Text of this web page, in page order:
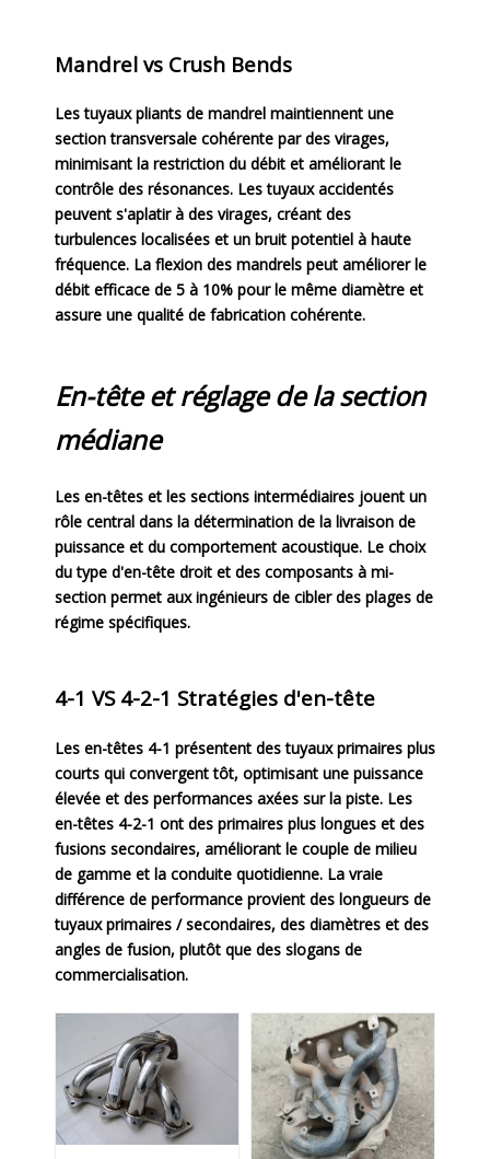
Mandrel vs Crush Bends
Les tuyaux pliants de mandrel maintiennent une
section transversale cohérente par des virages,
minimisant la restriction du débit et améliorant le
contrôle des résonances. Les tuyaux accidentés
peuvent s'aplatir à des virages, créant des
turbulences localisées et un bruit potentiel à haute
fréquence. La flexion des mandrels peut améliorer le
débit efficace de 5 à 10% pour le même diamètre et
assure une qualité de fabrication cohérente.
En-tête et réglage de la section
médiane
Les en-têtes et les sections intermédiaires jouent un
rôle central dans la détermination de la livraison de
puissance et du comportement acoustique. Le choix
du type d'en-tête droit et des composants à mi-
section permet aux ingénieurs de cibler des plages de
régime spécifiques.
4-1 VS 4-2-1 Stratégies d'en-tête
Les en-têtes 4-1 présentent des tuyaux primaires plus
courts qui convergent tôt, optimisant une puissance
élevée et des performances axées sur la piste. Les
en-têtes 4-2-1 ont des primaires plus longues et des
fusions secondaires, améliorant le couple de milieu
de gamme et la conduite quotidienne. La vraie
différence de performance provient des longueurs de
tuyaux primaires / secondaires, des diamètres et des
angles de fusion, plutôt que des slogans de
commercialisation.